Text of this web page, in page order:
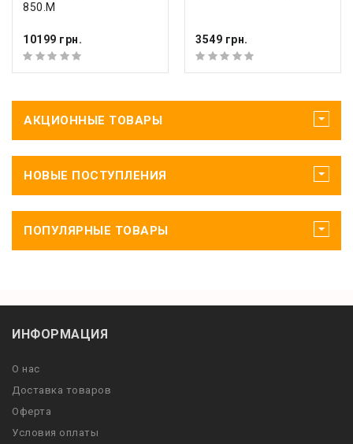
850.M
10199 грн. 3549 грн.
АКЦИОННЫЕ ТОВАРЫ
НОВЫЕ ПОСТУПЛЕНИЯ
ПОПУЛЯРНЫЕ ТОВАРЫ
ИНФОРМАЦИЯ
О нас
Доставка товаров
Оферта
Условия оплаты